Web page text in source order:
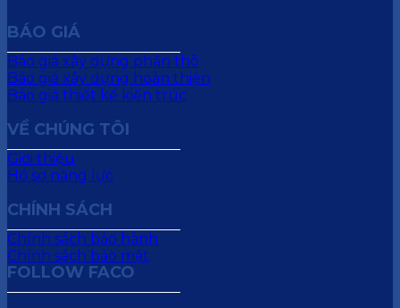
BÁO GIÁ
Báo giá xây dựng phần thô
Báo giá xây dựng hoàn thiện
Báo giá thiết kế kiến trúc
VỀ CHÚNG TÔI
Giới thiệu
Hồ sơ năng lực
CHÍNH SÁCH
Chính sách bảo hành
Chính sách bảo mật
FOLLOW FACO